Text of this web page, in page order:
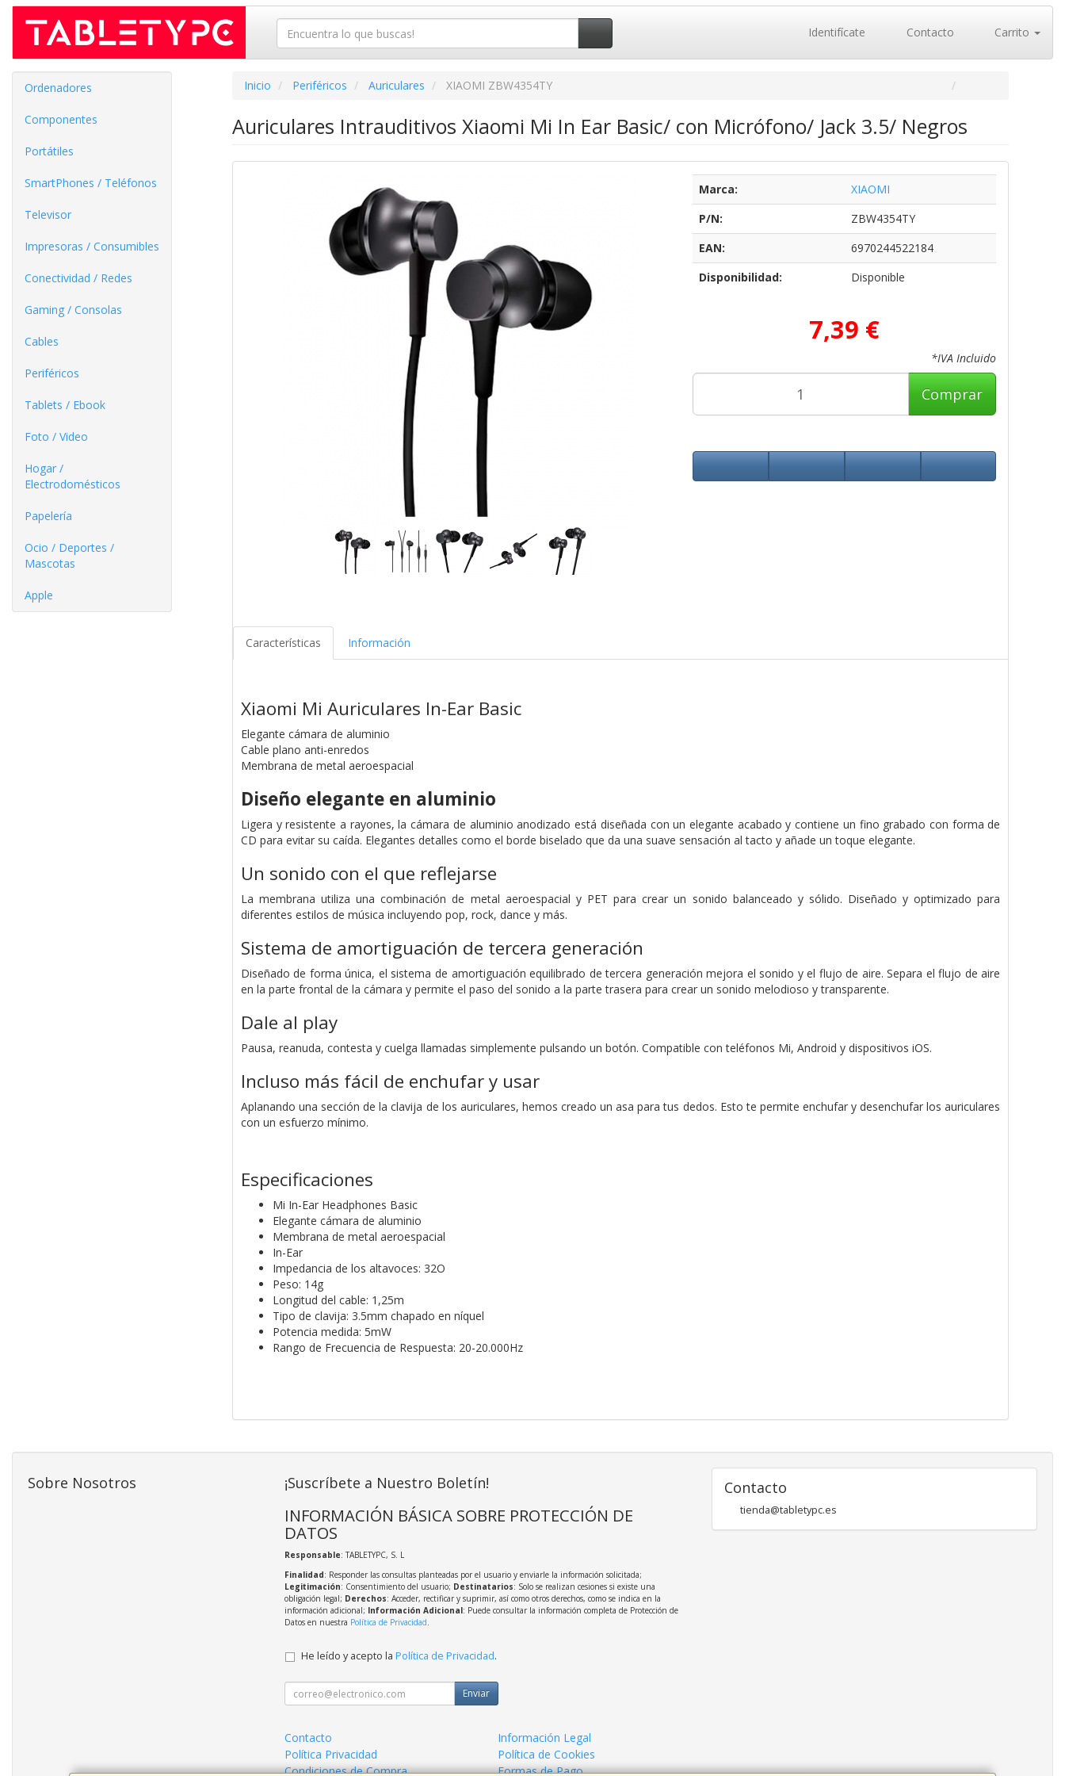
Identifícate Contacto Carrito
Ordenadores
Componentes
Portátiles
SmartPhones / Teléfonos
Televisor
Impresoras / Consumibles
Conectividad / Redes
Gaming / Consolas
Cables
Periféricos
Tablets / Ebook
Foto / Video
Hogar /
Electrodomésticos
Papelería
Ocio / Deportes /
Mascotas
Apple
Inicio Periféricos Auriculares XIAOMI ZBW4354TY
Auriculares Intrauditivos Xiaomi Mi In Ear Basic/ con Micrófono/ Jack 3.5/ Negros
Marca:
XIAOMI
P/N:
ZBW4354TY
EAN:
6970244522184
Disponibilidad:
Disponible
7,39 €
*IVA Incluido
Comprar
Características Información
Xiaomi Mi Auriculares In-Ear Basic
Elegante cámara de aluminio
Cable plano anti-enredos
Membrana de metal aeroespacial
Diseño elegante en aluminio
Ligera y resistente a rayones, la cámara de aluminio anodizado está diseñada con un elegante acabado y contiene un fino grabado con forma de
CD para evitar su caída. Elegantes detalles como el borde biselado que da una suave sensación al tacto y añade un toque elegante.
Un sonido con el que reflejarse
La membrana utiliza una combinación de metal aeroespacial y PET para crear un sonido balanceado y sólido. Diseñado y optimizado para
diferentes estilos de música incluyendo pop, rock, dance y más.
Sistema de amortiguación de tercera generación
Diseñado de forma única, el sistema de amortiguación equilibrado de tercera generación mejora el sonido y el flujo de aire. Separa el flujo de aire
en la parte frontal de la cámara y permite el paso del sonido a la parte trasera para crear un sonido melodioso y transparente.
Dale al play
Pausa, reanuda, contesta y cuelga llamadas simplemente pulsando un botón. Compatible con teléfonos Mi, Android y dispositivos iOS.
Incluso más fácil de enchufar y usar
Aplanando una sección de la clavija de los auriculares, hemos creado un asa para tus dedos. Esto te permite enchufar y desenchufar los auriculares
con un esfuerzo mínimo.
Especificaciones
Mi In-Ear Headphones Basic
Elegante cámara de aluminio
Membrana de metal aeroespacial
In-Ear
Impedancia de los altavoces: 32O
Peso: 14g
Longitud del cable: 1,25m
Tipo de clavija: 3.5mm chapado en níquel
Potencia medida: 5mW
Rango de Frecuencia de Respuesta: 20-20.000Hz
Sobre Nosotros ¡Suscríbete a Nuestro Boletín!
INFORMACIÓN BÁSICA SOBRE PROTECCIÓN DE
DATOS
Responsable: TABLETYPC, S. L
Finalidad: Responder las consultas planteadas por el usuario y enviarle la información solicitada;
Legitimación: Consentimiento del usuario; Destinatarios: Solo se realizan cesiones si existe una
obligación legal; Derechos: Acceder, rectificar y suprimir, así como otros derechos, como se indica en la
información adicional; Información Adicional: Puede consultar la información completa de Protección de
Datos en nuestra Política de Privacidad.
He leído y acepto la Política de Privacidad.
Enviar
Contacto
Información Legal
Política Privacidad
Política de Cookies
Condiciones de Compra
Formas de Pago
Contacto
tienda@tabletypc.es